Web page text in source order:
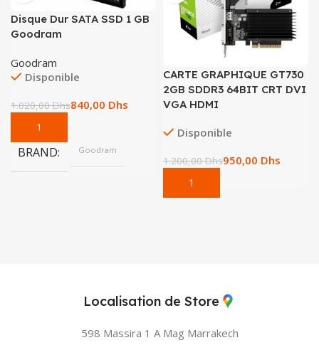
Disque Dur SATA SSD 1 GB
Goodram
Goodram
Disponible
1.020,00Dhs840,00 Dhs
BRAND Goodram
CARTE GRAPHIQUE GT730
2GB SDDR3 64BIT CRT DVI
VGA HDMI
Disponible
1.200,00Dhs950,00 Dhs
Localisation de Store
598 Massira 1 A Mag Marrakech